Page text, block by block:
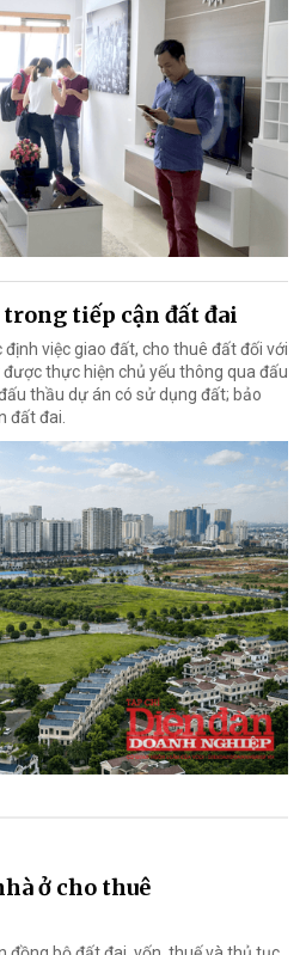
tiếp cận đất đai
định việc giao đất, cho thuê đất đối với
thực hiện chủ yếu thông qua đấu
thầu dự án có sử dụng đất; bảo
đất đai.
ở cho thuê